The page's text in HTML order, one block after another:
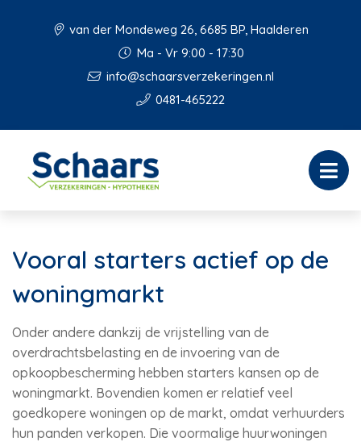
van der Mondeweg 26, 6685 BP, Haalderen
Ma - Vr 9:00 - 17:30
info@schaarsverzekeringen.nl
0481-465222
Vooral starters actief op de
woningmarkt
Onder andere dankzij de vrijstelling van de
overdrachtsbelasting en de invoering van de
opkoopbescherming hebben starters kansen op de
woningmarkt. Bovendien komen er relatief veel
goedkopere woningen op de markt, omdat verhuurders
hun panden verkopen. Die voormalige huurwoningen